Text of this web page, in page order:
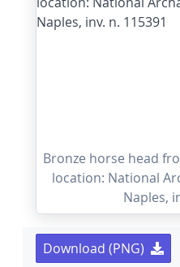
Bronze horse head
location: National
Naples,
Download (PNG)